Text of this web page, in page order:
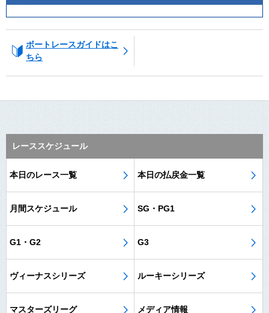
ボートレースガイドはこ
ちら
レーススケジュール
本日のレース一覧 本日の払戻金一覧
月間スケジュール SG・PG1
G1・G2 G3
ヴィーナスシリーズ ルーキーシリーズ
マスターズリーグ メディア情報